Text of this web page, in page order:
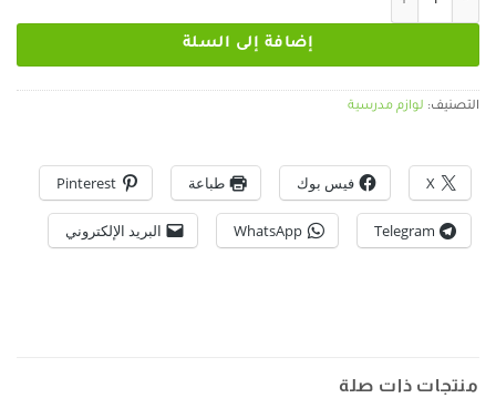
إضافة إلى السلة
التصنيف: لوازم مدرسية
X فيس بوك طباعة Pinterest
Telegram
WhatsApp البريد الإلكتروني
منتجات ذات صلة